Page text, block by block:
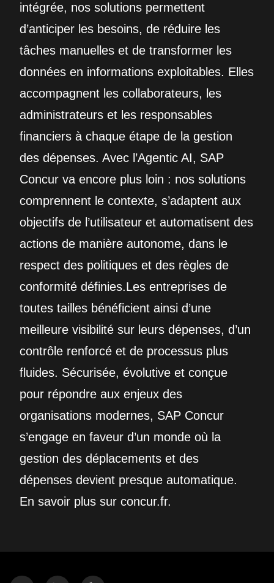
intégrée, nos solutions permettent
d’anticiper les besoins, de réduire les
tâches manuelles et de transformer les
données en informations exploitables. Elles
accompagnent les collaborateurs, les
administrateurs et les responsables
financiers à chaque étape de la gestion
des dépenses. Avec l’Agentic AI, SAP
Concur va encore plus loin : nos solutions
comprennent le contexte, s’adaptent aux
objectifs de l’utilisateur et automatisent des
actions de manière autonome, dans le
respect des politiques et des règles de
conformité définies.Les entreprises de
toutes tailles bénéficient ainsi d’une
meilleure visibilité sur leurs dépenses, d’un
contrôle renforcé et de processus plus
fluides. Sécurisée, évolutive et conçue
pour répondre aux enjeux des
organisations modernes, SAP Concur
s’engage en faveur d’un monde où la
gestion des déplacements et des
dépenses devient presque automatique.
En savoir plus sur concur.fr.